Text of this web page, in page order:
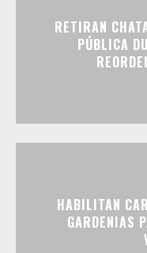
RETIRAN
PÚBLICA
HABILITAN
GARDENIAS